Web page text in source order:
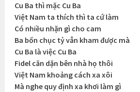
Cu Ba thì mặc Cu Ba
Việt Nam ta thích thì ta cứ làm
Có nhiều nhặn gì cho cam
Ba bốn chục tỷ vẫn kham được mà
Cu Ba là việc Cu Ba
Fidel căn dặn bên nhà họ thôi
Việt Nam khoảng cách xa xôi
Mà nghe quy định xa khơi làm gì